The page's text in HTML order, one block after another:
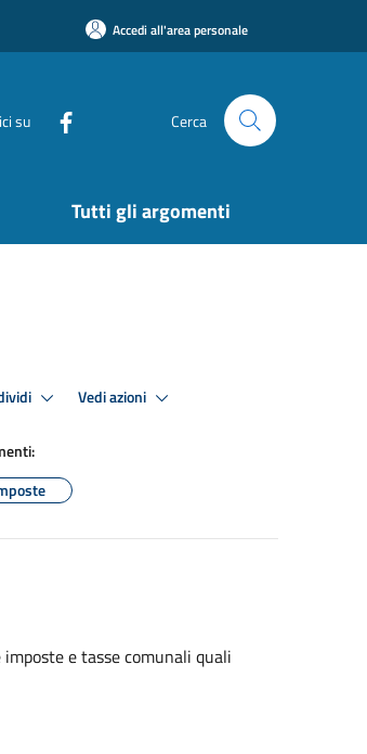
Accedi all'area personale
su Cerca
Tutti gli argomenti
Vedi azioni
imposte e tasse comunali quali